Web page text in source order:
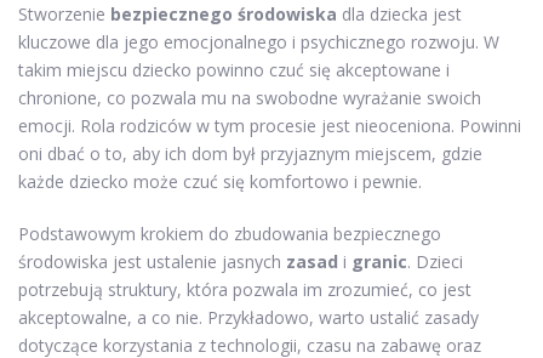
Stworzenie bezpiecznego środowiska dla dziecka jest
kluczowe dla jego emocjonalnego i psychicznego rozwoju. W
takim miejscu dziecko powinno czuć się akceptowane i
chronione, co pozwala mu na swobodne wyrażanie swoich
emocji. Rola rodziców w tym procesie jest nieoceniona. Powinni
oni dbać o to, aby ich dom był przyjaznym miejscem, gdzie
każde dziecko może czuć się komfortowo i pewnie.
Podstawowym krokiem do zbudowania bezpiecznego
środowiska jest ustalenie jasnych zasad i granic. Dzieci
potrzebują struktury, która pozwala im zrozumieć, co jest
akceptowalne, a co nie. Przykładowo, warto ustalić zasady
dotyczące korzystania z technologii, czasu na zabawę oraz